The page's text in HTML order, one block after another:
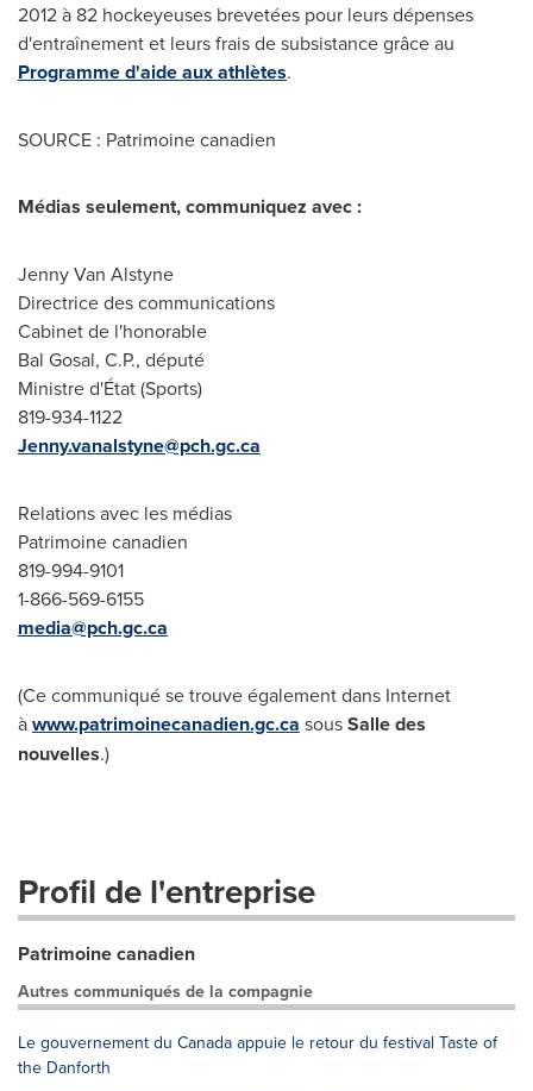
2012 à 82 hockeyeuses brevetées pour leurs dépenses
d'entraînement et leurs frais de subsistance grâce au
Programme d'aide aux athlètes.
SOURCE : Patrimoine canadien
Médias seulement, communiquez avec :
Jenny Van Alstyne
Directrice des communications
Cabinet de l'honorable
Bal Gosal, C.P., député
Ministre d'État (Sports)
819-934-1122
Jenny.vanalstyne@pch.gc.ca
Relations avec les médias
Patrimoine canadien
819-994-9101
1-866-569-6155
media@pch.gc.ca
(Ce communiqué se trouve également dans Internet
àwww.patrimoinecanadien.gc.ca sousSalle des
nouvelles.)
Profil de l'entreprise
Patrimoine canadien
Autres communiqués de la compagnie
Le gouvernement du Canada appuie le retour du festival Taste of
the Danforth